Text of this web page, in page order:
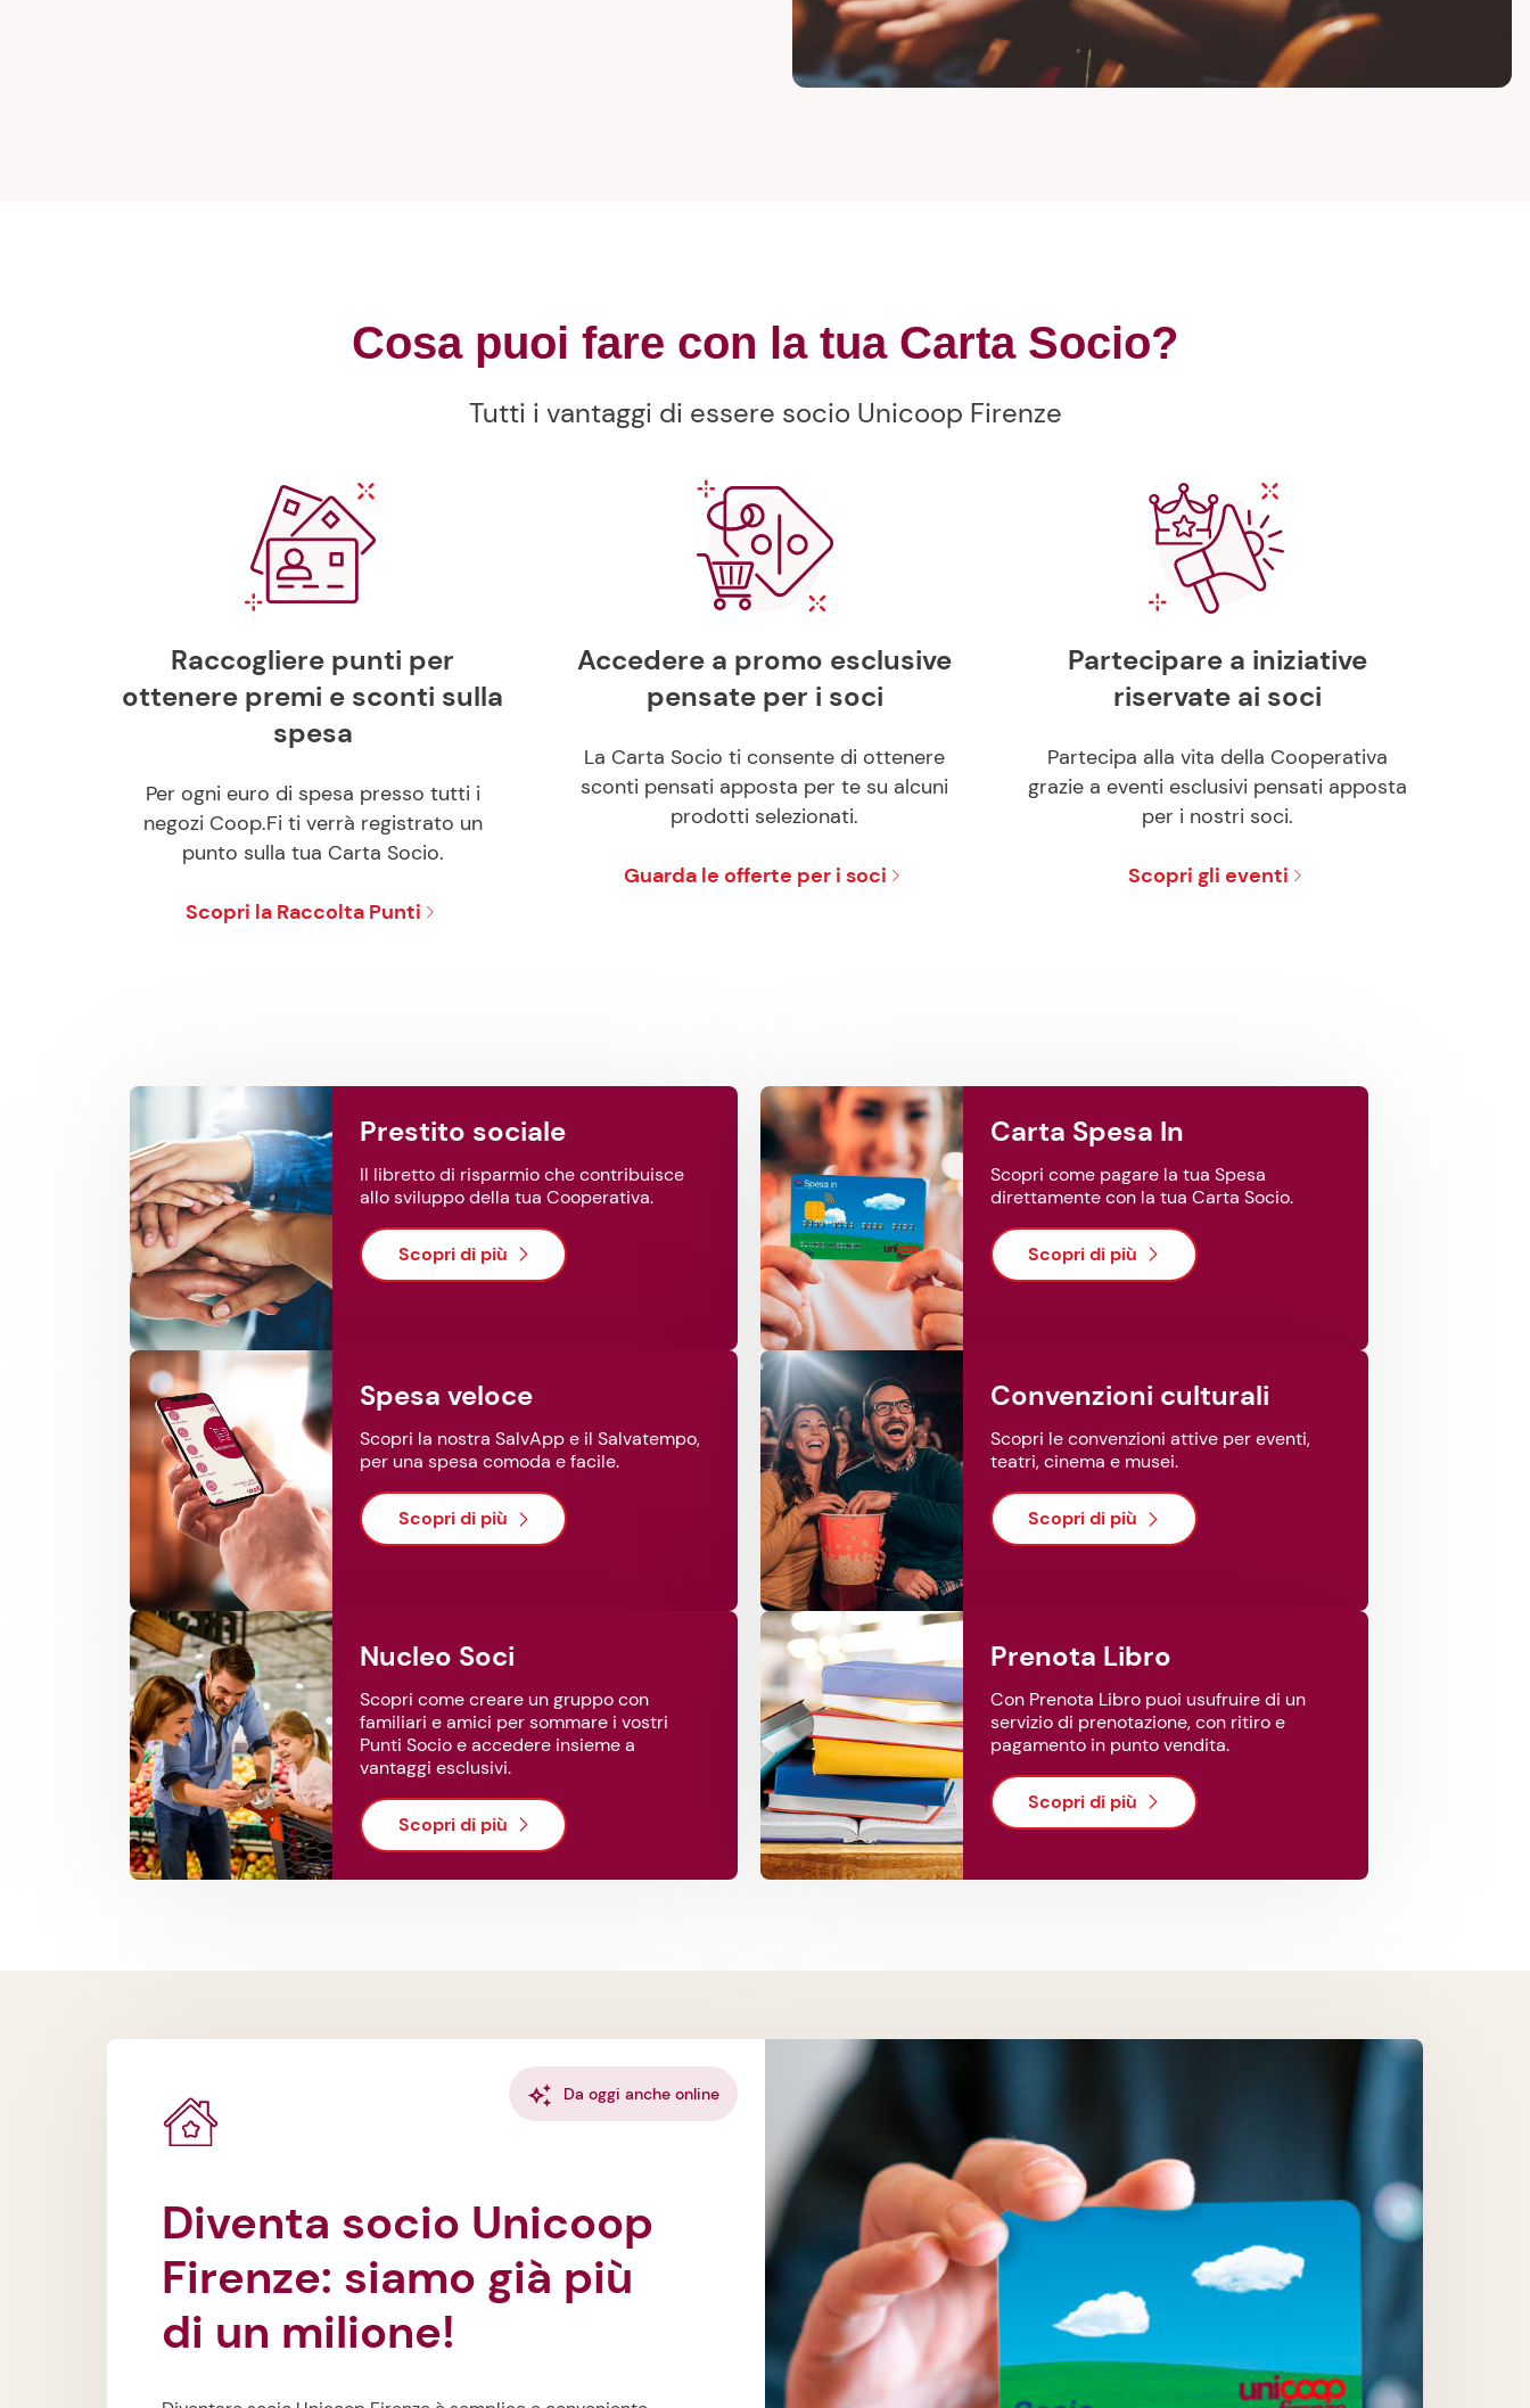
Cosa puoi fare con la tua Carta Socio?
Tutti i vantaggi di essere socio Unicoop Firenze
Raccogliere punti per
ottenere premi e sconti sulla
spesa
Per ogni euro di spesa presso tutti i
negozi Coop.Fi ti verrà registrato un
punto sulla tua Carta Socio.
Scopri la Raccolta Punti
Accedere a promo esclusive
pensate per i soci
La Carta Socio ti consente di ottenere
sconti pensati apposta per te su alcuni
prodotti selezionati.
Guarda le offerte per i soci
Partecipare a iniziative
riservate ai soci
Partecipa alla vita della Cooperativa
grazie a eventi esclusivi pensati apposta
per i nostri soci.
Scopri gli eventi
Prestito sociale
Il libretto di risparmio che contribuisce
allo sviluppo della tua Cooperativa.
Scopri di più
Carta Spesa In
Scopri come pagare la tua Spesa
direttamente con la tua Carta Socio.
Scopri di più
Spesa veloce
Scopri la nostra SalvApp e il Salvatempo,
per una spesa comoda e facile.
Scopri di più
Convenzioni culturali
Scopri le convenzioni attive per eventi,
teatri, cinema e musei.
Scopri di più
Nucleo Soci
Scopri come creare un gruppo con
familiari e amici per sommare i vostri
Punti Socio e accedere insieme a
vantaggi esclusivi.
Scopri di più
Prenota Libro
Con Prenota Libro puoi usufruire di un
servizio di prenotazione, con ritiro e
pagamento in punto vendita.
Scopri di più
Diventa socio Unicoop
Firenze: siamo già più
di un milione!
Da oggi anche online